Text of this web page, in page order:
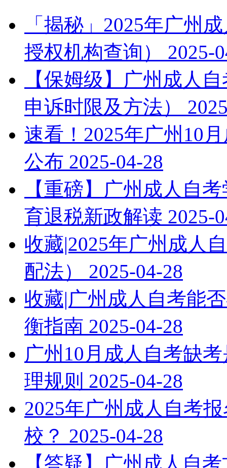
「揭秘」2025年广州
授权机构查询）
2025-
【保姆级】广州成人
申诉时限及方法）
速看！2025年广州10
公布 2025-04-28
【重磅】广州成人自
育退税新政解读 2025-
收藏|2025年广州成人
配法）
2025-04-28
收藏|广州成人自考能
衡指南 2025-04-28
广州10月成人自考缺
理规则 2025-04-28
2025年广州成人自考
校？ 2025-04-28
【答疑】广州成人自